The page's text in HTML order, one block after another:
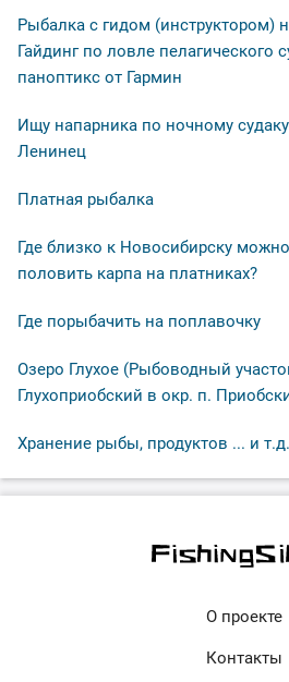
Рыбалка с гидом (инструктором)
Гайдинг по ловле пелагического
паноптикс от Гармин
Ищу напарника по ночному
Ленинец
Платная рыбалка
Где близко к Новосибирску можно
половить карпа на платниках?
Где порыбачить на поплавочку
Озеро Глухое (Рыбоводный
Глухоприобский в окр. п.
Хранение рыбы, продуктов ... и
О проекте
Контакты